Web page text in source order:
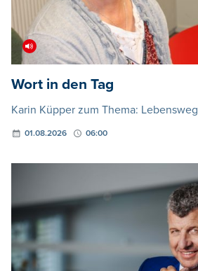
Wort in den Tag
Karin Küpper zum Thema: Lebensweg
01.08.2026 06:00